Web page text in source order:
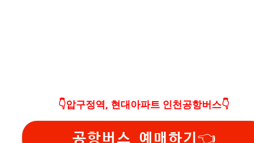
👇압구정역, 현대아파트 인천공항버스👇
공항버스 예매하기👈